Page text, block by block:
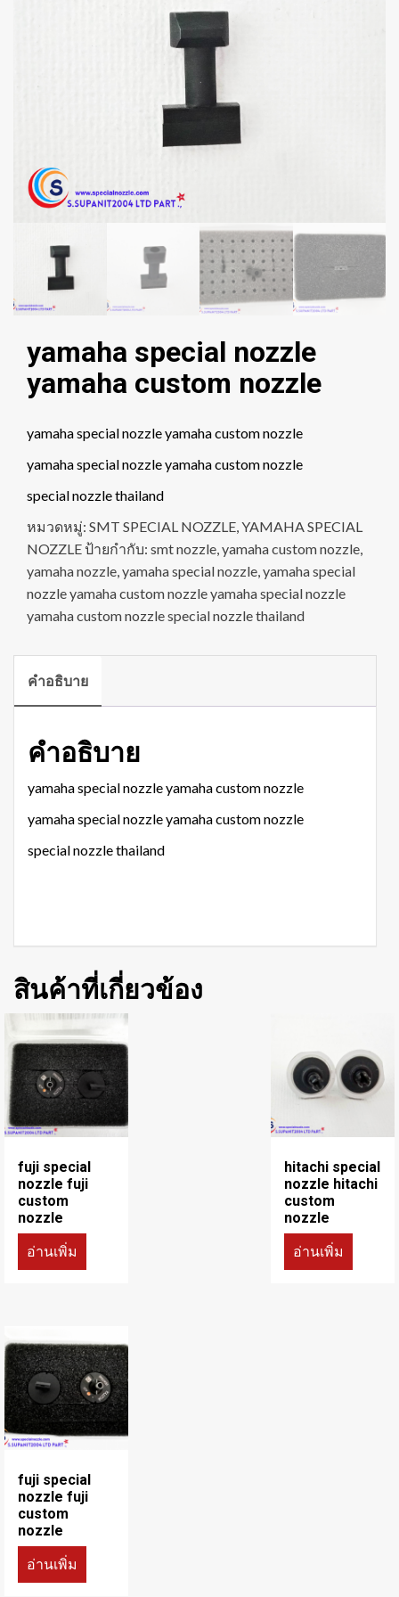
yamaha special nozzle
yamaha custom nozzle
yamaha special nozzle yamaha custom nozzle
yamaha special nozzle yamaha custom nozzle
special nozzle thailand
หมวดหมู่: SMT SPECIAL NOZZLE,YAMAHA SPECIAL
NOZZLEป้ายกำกับ: smt nozzle,yamaha custom nozzle,
yamaha nozzle,yamaha special nozzle,yamaha special
nozzle yamaha custom nozzle yamaha special nozzle
yamaha custom nozzle special nozzle thailand
คำอธิบาย
คำอธิบาย
yamaha special nozzle yamaha custom nozzle
yamaha special nozzle yamaha custom nozzle
special nozzle thailand
สินค้าที่เกี่ยวข้อง
fuji special
nozzle fuji
custom
nozzle
อ่านเพิ่ม
hitachi special
nozzle hitachi
custom
nozzle
อ่านเพิ่ม
fuji special
nozzle fuji
custom
nozzle
อ่านเพิ่ม